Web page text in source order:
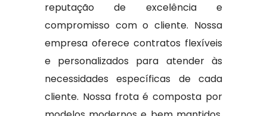
reputação de excelência e
compromisso com o cliente. Nossa
empresa oferece contratos flexíveis
e personalizados para atender às
necessidades específicas de cada
cliente. Nossa frota é composta por